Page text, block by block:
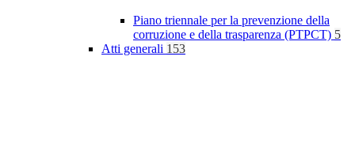
Piano triennale per la prevenzione della
corruzione e della trasparenza (PTPCT) 5
Atti generali 153